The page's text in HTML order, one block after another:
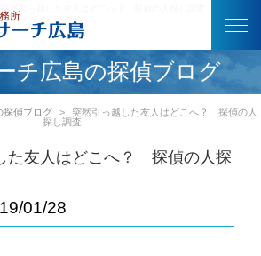
チ広島の探偵ブログ
探偵ブログ
突然引っ越した友人はどこへ？ 探偵の人
探し調査
た友人はどこへ？ 探偵の人探
01/28